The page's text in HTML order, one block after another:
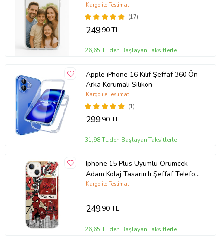
(17)
Kargo ile Teslimat
249,90 TL
26,65 TL'den Başlayan Taksitlerle
Apple iPhone 16 Kılıf Şeffaf 360 Ön
Arka Korumalı Silikon
(1)
Kargo ile Teslimat
299,90 TL
31,98 TL'den Başlayan Taksitlerle
Iphone 15 Plus Uyumlu Örümcek
Adam Kolaj Tasarımlı Şeffaf Telefon
Kılıfı
Kargo ile Teslimat
249,90 TL
26,65 TL'den Başlayan Taksitlerle